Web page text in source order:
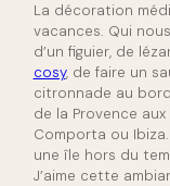
La décoration
vacances. Qui
d’un figuier, de
cosy, de faire un
citronnade au
de la Provence
Comporta ou
une île hors du
J’aime cette